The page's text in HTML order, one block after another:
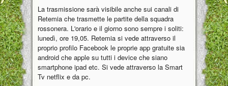
La trasmissione sarà visibile anche sui canali di
Retemia che trasmette le partite della squadra
rossonera. L'orario e il giorno sono sempre i soliti:
lunedì, ore 19,05. Retemia si vede attraverso il
proprio profilo Facebook le proprie app gratuite sia
android che apple su tutti i device che siano
smartphone ipad etc. Si vede attraverso la Smart
Tv netflix e da pc.